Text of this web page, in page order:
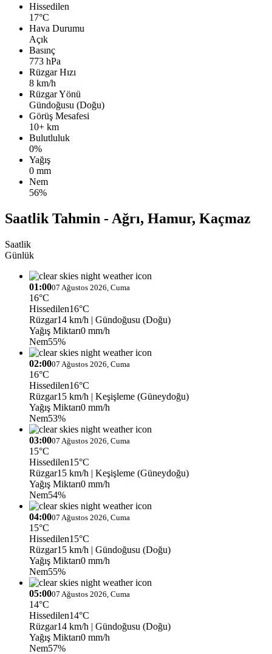
Hissedilen
17°C
Hava Durumu
Açık
Basınç
773 hPa
Rüzgar Hızı
8 km/h
Rüzgar Yönü
Gündoğusu (Doğu)
Görüş Mesafesi
10+ km
Bulutluluk
0%
Yağış
0 mm
Nem
56%
Saatlik Tahmin - Ağrı, Hamur, Kaçmaz
Saatlik
Günlük
01:0007 Ağustos 2026, Cuma
16°C
Hissedilen16°C
Rüzgar14 km/h | Gündoğusu (Doğu)
Yağış Miktarı0 mm/h
Nem55%
02:0007 Ağustos 2026, Cuma
16°C
Hissedilen16°C
Rüzgar15 km/h | Keşişleme (Güneydoğu)
Yağış Miktarı0 mm/h
Nem53%
03:0007 Ağustos 2026, Cuma
15°C
Hissedilen15°C
Rüzgar15 km/h | Keşişleme (Güneydoğu)
Yağış Miktarı0 mm/h
Nem54%
04:0007 Ağustos 2026, Cuma
15°C
Hissedilen15°C
Rüzgar15 km/h | Gündoğusu (Doğu)
Yağış Miktarı0 mm/h
Nem55%
05:0007 Ağustos 2026, Cuma
14°C
Hissedilen14°C
Rüzgar14 km/h | Gündoğusu (Doğu)
Yağış Miktarı0 mm/h
Nem57%